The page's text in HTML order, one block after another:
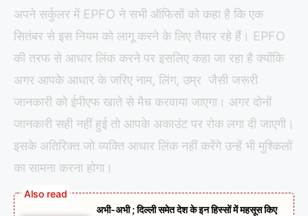
अपने सर्कुलर में EPFO ने सभी ऑफिसों को कहा है कि एक
सितंबर से इस नियम को लागू करने के लिए तैयार रहे हैं। EPFO
की तरफ से आधार लिंक करने पर इसलिए कहा जा रहा है क्योंकि
अगर आपके आधार के जरिए नाम, लिंग, उम्र जैसी जरूरी
जानकारी को ईपीएफ खाते से मैच करवाया जाएगा। अगर दोनों
जानकारी सही नहीं हुई तो आपके अकाउंट पर रोक लगा दी जाएगी।
इसके अतिरिक्त जो व्यक्ति आधार लिंक नहीं करेंगे उन्हें भी मुश्किलों
का सामना करना होगा।
अभी-अभी ; दिल्ली समेत देश के इन हिस्सों में महसूस किए